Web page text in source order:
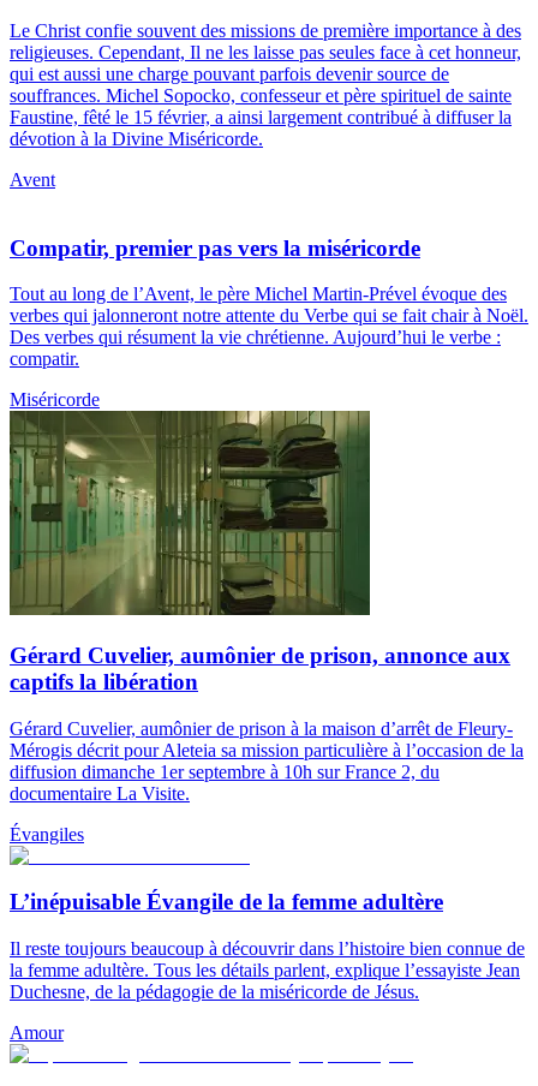
Le Christ confie souvent des missions de première importance à des
religieuses. Cependant, Il ne les laisse pas seules face à cet honneur,
qui est aussi une charge pouvant parfois devenir source de
souffrances. Michel Sopocko, confesseur et père spirituel de sainte
Faustine, fêté le 15 février, a ainsi largement contribué à diffuser la
dévotion à la Divine Miséricorde.
Avent
Compatir, premier pas vers la miséricorde
Tout au long de l’Avent, le père Michel Martin-Prével évoque des
verbes qui jalonneront notre attente du Verbe qui se fait chair à Noël.
Des verbes qui résument la vie chrétienne. Aujourd’hui le verbe :
compatir.
Miséricorde
Gérard Cuvelier, aumônier de prison, annonce aux
captifs la libération
Gérard Cuvelier, aumônier de prison à la maison d’arrêt de Fleury-
Mérogis décrit pour Aleteia sa mission particulière à l’occasion de la
diffusion dimanche 1er septembre à 10h sur France 2, du
documentaire La Visite.
Évangiles
L’inépuisable Évangile de la femme adultère
Il reste toujours beaucoup à découvrir dans l’histoire bien connue de
la femme adultère. Tous les détails parlent, explique l’essayiste Jean
Duchesne, de la pédagogie de la miséricorde de Jésus.
Amour